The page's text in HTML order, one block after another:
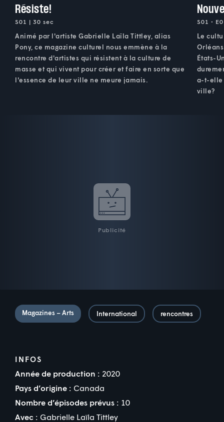
Résiste!
S01 | 30 sec
Animé par l'artiste Gabrielle Laïla Tittley, alias
Pony, ce magazine culturel nous emmène à la
rencontre d'artistes qui résistent à la culture de
masse et qui vivent pour créer et faire en sorte que
l'essence de leur ville ne meure jamais.
S01 •
Le
États-
a-t-elle
ville?
Publicité
Magazines – Arts International rencontres
INFOS
Année de production : 2020
Pays d’origine : Canada
Nombre d’épisodes prévus : 10
Avec : Gabrielle Laïla Tittley